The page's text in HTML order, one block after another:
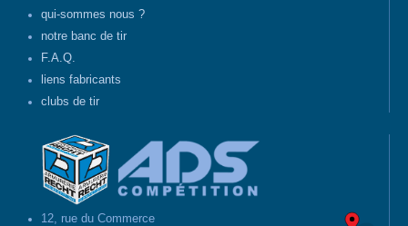
qui-sommes nous ?
notre banc de tir
F.A.Q.
liens fabricants
clubs de tir
12, rue du Commerce